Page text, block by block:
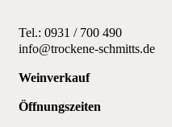
Tel.: 0931 / 700 490
info@trockene-schmitts.de
Weinverkauf
Öffnungszeiten